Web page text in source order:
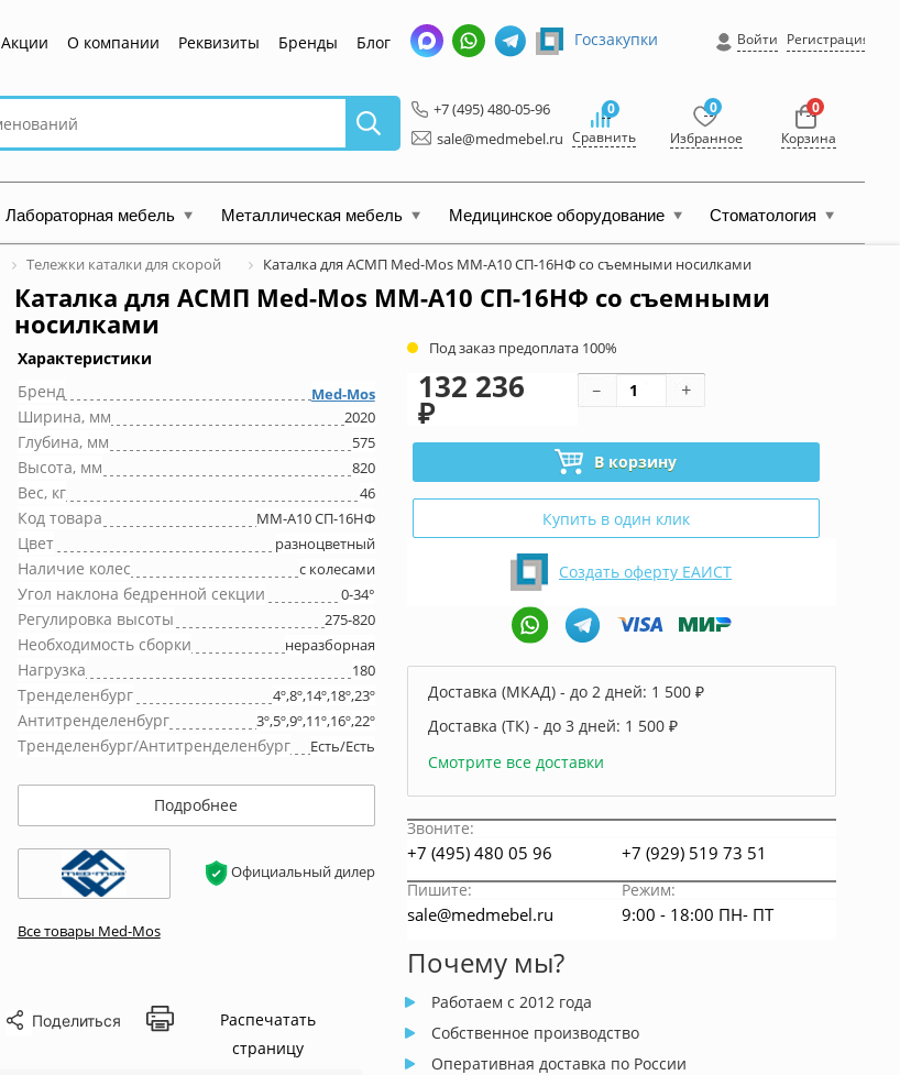
Акции О компании Реквизиты Бренды Блог Госзакупки Войти Регистрация
+7 (495) 480-05-96
sale@medmebel.ru
0
Сравнить
0
Избранное
0
Корзина
Лабораторная мебель Металлическая мебель Медицинское оборудование Стоматология
Тележки каталки для скорой Каталка для АСМП Med-Mos ММ-А10 СП-16НФ со съемными носилками
Каталка для АСМП Med-Mos ММ-А10 СП-16НФ со съемными
носилками
Характеристики
Бренд
Med-Mos
Ширина, мм 2020
Глубина, мм 575
Высота, мм 820
Вес, кг 46
Код товара ММ-А10 СП-16НФ
Цвет разноцветный
Наличие колес с колесами
Угол наклона бедренной секции 0-34°
Регулировка высоты 275-820
Необходимость сборки неразборная
Нагрузка 180
Тренделенбург 4º,8º,14º,18º,23º
Антитренделенбург 3º,5º,9º,11º,16º,22º
Тренделенбург/Антитренделенбург Есть/Есть
Подробнее
Официальный дилер
Все товары Med-Mos
Поделиться
Распечатать
страницу
Под заказ предоплата 100%
132 236
₽
В корзину
Купить в один клик
Создать оферту ЕАИСТ
Доставка (МКАД) - до 2 дней: 1 500 ₽
Доставка (ТК) - до 3 дней: 1 500 ₽
Смотрите все доставки
Звоните:
+7 (495) 480 05 96 +7 (929) 519 73 51
Пишите: Режим:
sale@medmebel.ru 9:00 - 18:00 ПН- ПТ
Почему мы?
Работаем с 2012 года
Собственное производство
Оперативная доставка по России